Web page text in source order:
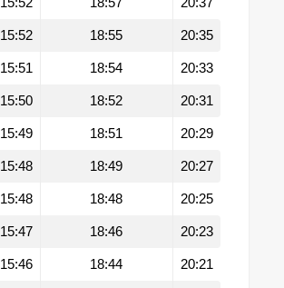
15:52 18:55 20:35
15:51 18:54 20:33
15:50 18:52 20:31
15:49 18:51 20:29
15:48 18:49 20:27
15:48 18:48 20:25
15:47 18:46 20:23
15:46 18:44 20:21